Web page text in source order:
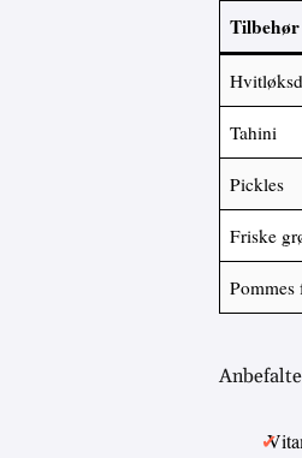
Tilbehør
Tahini
Pickles
Friske
Pommes